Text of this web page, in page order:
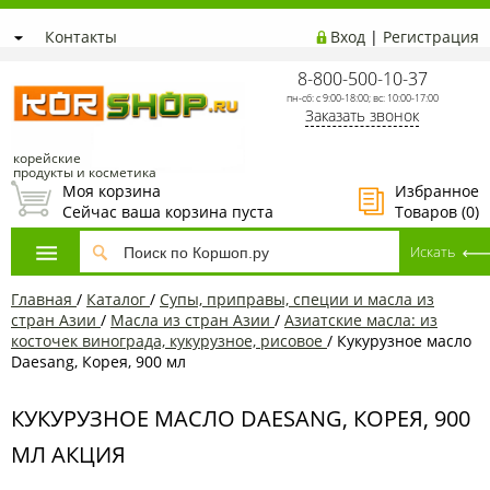
Контакты Вход | Регистрация
корейские
продукты и косметика
8-800-500-10-37
пн-сб: с 9:00-18:00; вс: 10:00-17:00
Заказать звонок
Избранное
Товаров (0)
Моя корзина
Сейчас ваша корзина пуста
Главная / Каталог / Супы, приправы, специи и масла из
стран Азии / Масла из стран Азии / Азиатские масла: из
косточек винограда, кукурузное, рисовое / Кукурузное масло
Daesang, Корея, 900 мл
КУКУРУЗНОЕ МАСЛО DAESANG, КОРЕЯ, 900
МЛ АКЦИЯ